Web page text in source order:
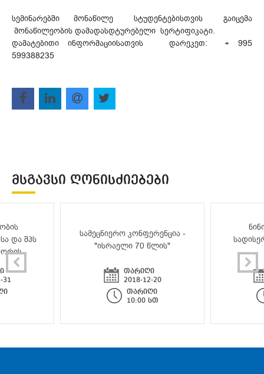
სემინარებში მონაწილე სტუდენტებისთვის გაიცემა
მონაწილეობის დამადასდტურებელი სერტიფიკატი.
დამატებითი ინფორმაციისათვის დარეკეთ: + 995
599388235
ᲛᲡᲒᲐᲕᲡᲘ ᲦᲝᲜᲘᲡᲫᲘᲔᲑᲔᲑᲘ
და შპს
31
სამეცნიერო კონფერენცია -
"ისრაელი 70 წლის"
თარიღი
2018-12-20
თარიღი
10:00 სთ